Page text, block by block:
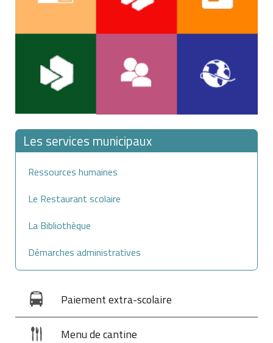
Les services municipaux
Ressources humaines
Le Restaurant scolaire
La Bibliothèque
Démarches administratives
Paiement extra-scolaire
Menu de cantine